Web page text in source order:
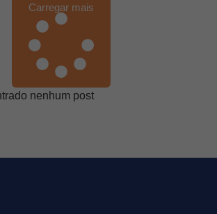
Carregar mais
nenhum post